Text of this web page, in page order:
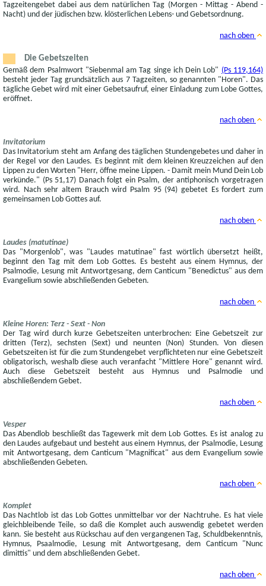
Tagzeitengebet dabei aus dem natürlichen Tag (Morgen - Mittag - Abend -
Nacht) und der jüdischen bzw. klösterlichen Lebens- und Gebetsordnung.
nach oben
Die Gebetszeiten
Gemäß dem Psalmwort "Siebenmal am Tag singe ich Dein Lob" (Ps 119,164)
besteht jeder Tag grundsätzlich aus 7 Tagzeiten, so genannten "Horen". Das
tägliche Gebet wird mit einer Gebetsaufruf, einer Einladung zum Lobe Gottes,
eröffnet.
nach oben
Invitatorium
Das Invitatorium steht am Anfang des täglichen Stundengebetes und daher in
der Regel vor den Laudes. Es beginnt mit dem kleinen Kreuzzeichen auf den
Lippen zu den Worten "Herr, öffne meine Lippen. - Damit mein Mund Dein Lob
verkünde." (Ps 51,17) Danach folgt ein Psalm, der antiphonisch vorgetragen
wird. Nach sehr altem Brauch wird Psalm 95 (94) gebetet Es fordert zum
gemeinsamen Lob Gottes auf.
nach oben
Laudes (matutinae)
Das "Morgenlob", was "Laudes matutinae" fast wörtlich übersetzt heißt,
beginnt den Tag mit dem Lob Gottes. Es besteht aus einem Hymnus, der
Psalmodie, Lesung mit Antwortgesang, dem Canticum "Benedictus" aus dem
Evangelium sowie abschließenden Gebeten.
nach oben
Kleine Horen: Terz - Sext - Non
Der Tag wird durch kurze Gebetszeiten unterbrochen: Eine Gebetszeit zur
dritten (Terz), sechsten (Sext) und neunten (Non) Stunden. Von diesen
Gebetszeiten ist für die zum Stundengebet verpflichteten nur eine Gebetszeit
obligatorisch, weshalb diese auch veranfacht "Mittlere Hore" genannt wird.
Auch diese Gebetszeit besteht aus Hymnus und Psalmodie und
abschließendem Gebet.
nach oben
Vesper
Das Abendlob beschließt das Tagewerk mit dem Lob Gottes. Es ist analog zu
den Laudes aufgebaut und besteht aus einem Hymnus, der Psalmodie, Lesung
mit Antwortgesang, dem Canticum "Magnificat" aus dem Evangelium sowie
abschließenden Gebeten.
nach oben
Komplet
Das Nachtlob ist das Lob Gottes unmittelbar vor der Nachtruhe. Es hat viele
gleichbleibende Teile, so daß die Komplet auch auswendig gebetet werden
kann. Sie besteht aus Rückschau auf den vergangenen Tag, Schuldbekenntnis,
Hymnus, Psaalmodie, Lesung mit Antwortgesang, dem Canticum "Nunc
dimittis" und dem abschließenden Gebet.
nach oben